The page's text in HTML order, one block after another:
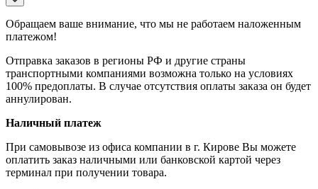
Обращаем ваше внимание, что мы не работаем наложенным
платежом!
Отправка заказов в регионы РФ и другие страны
транспортными компаниями возможна только на условиях
100% предоплаты. В случае отсутствия оплаты заказа он будет
аннулирован.
Наличный платеж
При самовывозе из офиса компании в г. Кирове Вы можете
оплатить заказ наличными или банковской картой через
терминал при получении товара.